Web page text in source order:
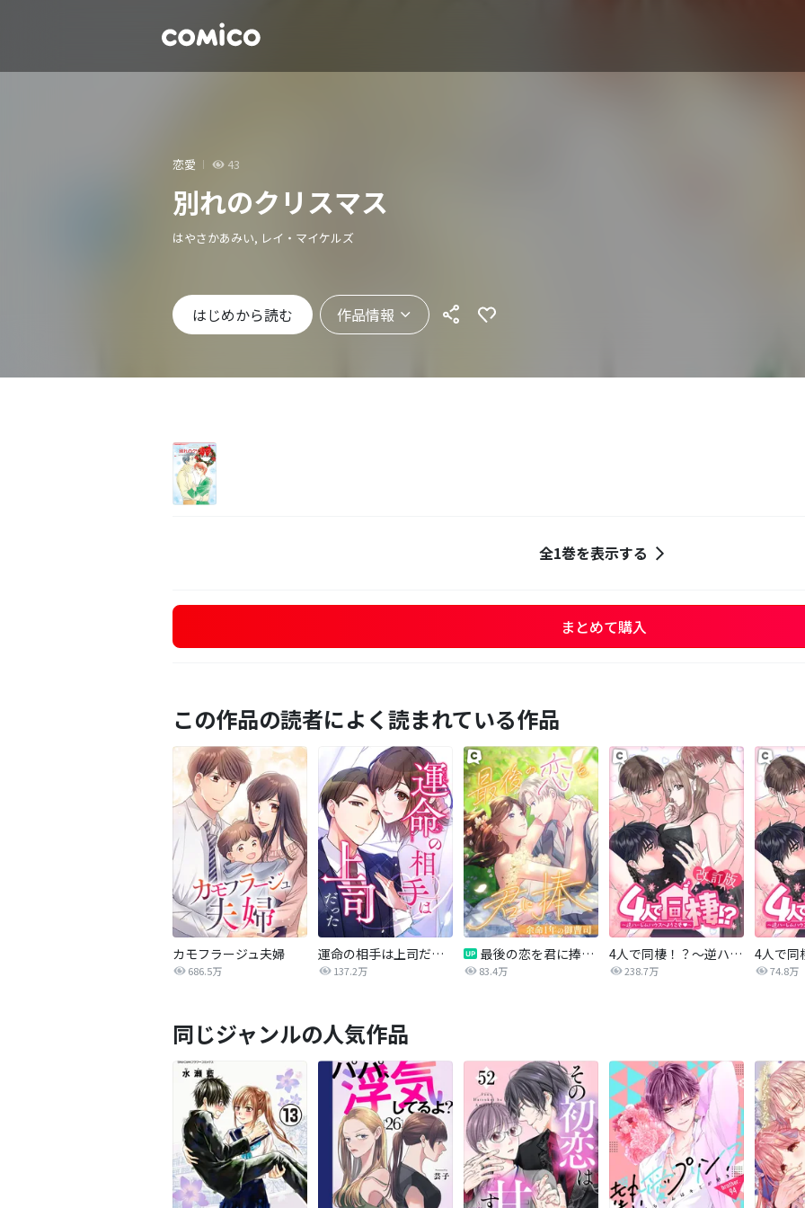
恋愛 43
別れのクリスマス
はやさかあみい, レイ・マイケルズ
はじめから読む 作品情報
全1巻を表示する
まとめて購入
この作品の読者によく読まれている作品
カモフラージュ夫婦
686.5万
運命の相手は上司だった
137.2万
最後の恋を君に捧ぐ～余命1年の御曹司～
83.4万
4人で同棲！？～逆ハーレムハウスへようこそ♥～【改訂版】
238.7万 74.8万
同じジャンルの人気作品